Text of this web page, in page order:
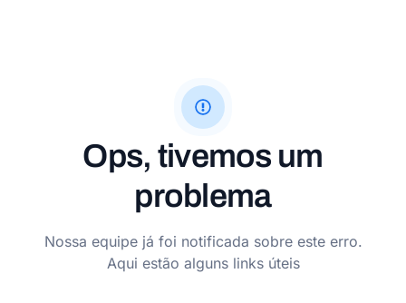
Ops, tivemos um
problema
Nossa equipe já foi notificada sobre este erro.
Aqui estão alguns links úteis